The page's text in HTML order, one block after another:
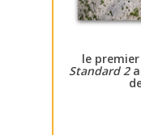
le
Standard 2